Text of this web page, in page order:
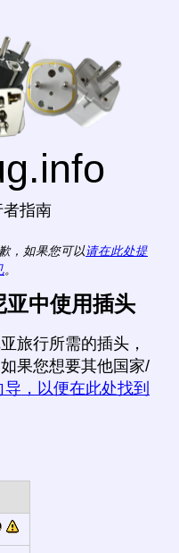
指南
，如果您可以请在此处提
。
中使用插头
旅行所需的插头，
果您想要其他国家/
导，以便在此处找到